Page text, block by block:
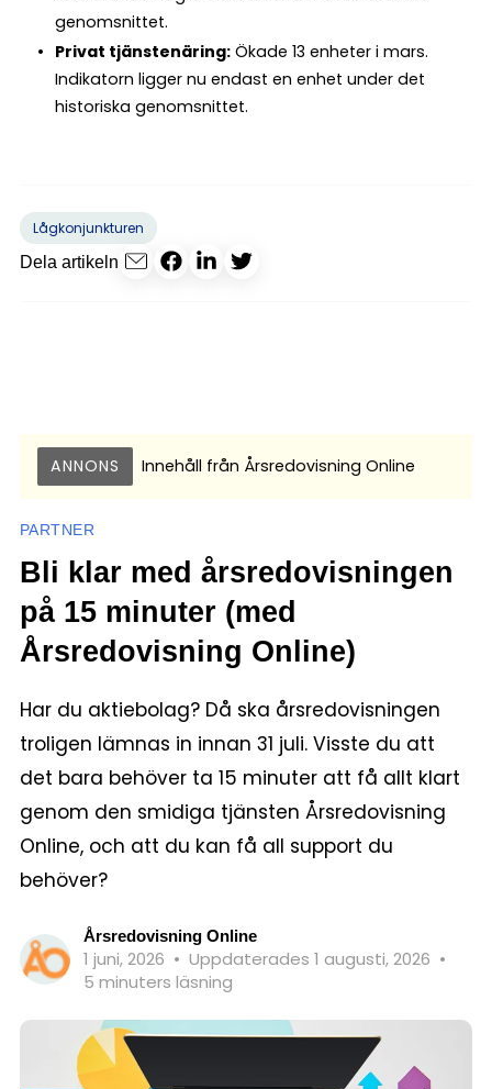
genomsnittet.
Privat tjänstenäring:Ökade 13 enheter i mars.
Indikatorn ligger nu endast en enhet under det
historiska genomsnittet.
Lågkonjunkturen
Dela artikeln
ANNONS Innehåll från Årsredovisning Online
PARTNER
Bli klar med årsredovisningen
på 15 minuter (med
Årsredovisning Online)
Har du aktiebolag? Då ska årsredovisningen
troligen lämnas in innan 31 juli. Visste du att
det bara behöver ta 15 minuter att få allt klart
genom den smidiga tjänsten Årsredovisning
Online, och att du kan få all support du
behöver?
Årsredovisning Online
1 juni, 2026 • Uppdaterades 1 augusti, 2026 •
5 minuters läsning